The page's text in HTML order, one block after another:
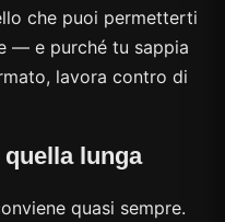
che puoi permetterti
— e purché tu sappia
lavora contro di
lunga
quasi sempre.